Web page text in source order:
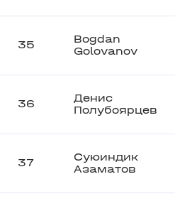
35
Bogdan
Golovanov
36
Денис
Полубоярцев
37
Суюиндик
Азаматов